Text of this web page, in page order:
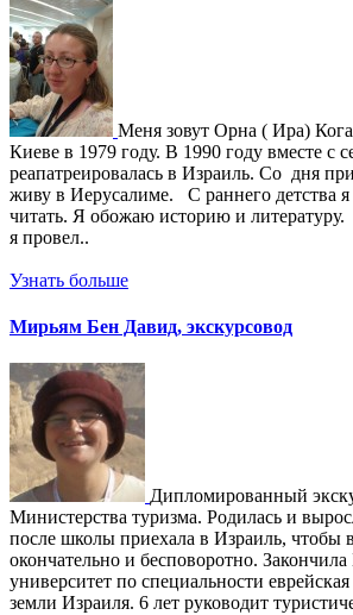
Меня зовут Орна ( Ира)
Киеве в 1979 году. В 1990 году вместе с
реапатреировалась в Израиль. Со дня
живу в Иерусалиме. С раннего детства
читать. Я обожаю историю и
я провел..
Узнать больше
Мирьям Бен Давид, экскурсовод
Дипломированный
Министерства туризма. Родилась и
после школы приехала в Израиль, чтобы
окончательно и бесповоротно.
университет по специальности
земли Израиля. 6 лет руководит